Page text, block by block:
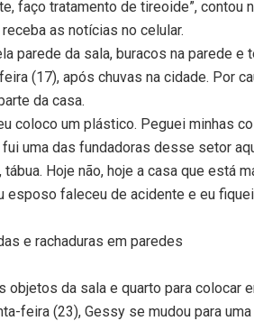
faço tratamento de tireoide”, contou
as notícias no celular.
parede da sala, buracos na parede e
(17), após chuvas na cidade. Por
da casa.
coloco um plástico. Peguei minhas
uma das fundadoras desse setor
Hoje não, hoje a casa que está
esposo faleceu de acidente e eu
e rachaduras em paredes
da sala e quarto para colocar
feira (23), Gessy se mudou para